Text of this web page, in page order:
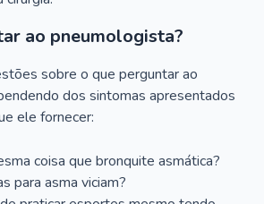
ao pneumologista?
sobre o que perguntar ao
dos sintomas apresentados
ele fornecer:
coisa que bronquite asmática?
para asma viciam?